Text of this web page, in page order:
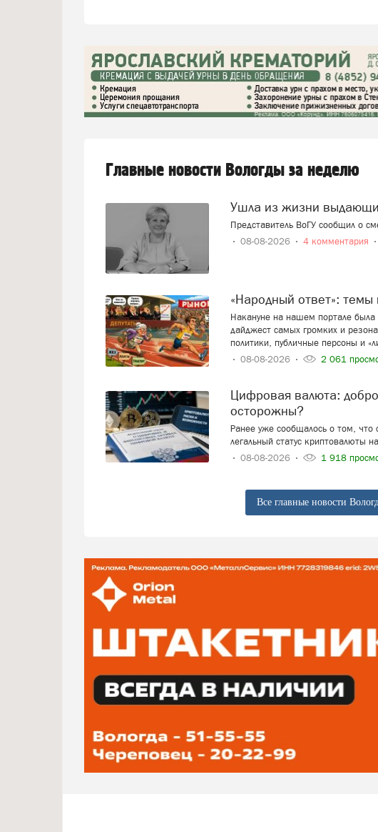
Главные новости Вологды за неделю
Ушла из жизни
Представитель ВоГУ сообщил о
08-08-2026
4 комментария
«Народный ответ»:
Накануне на нашем портале была
дайджест самых громких и
политики, публичные персоны и
08-08-2026
2 061
Цифровая валюта: добро пожаловать или будем
осторожны?
Ранее уже сообщалось о том, что
легальный статус криптовалюты
08-08-2026
1 918
Все главные новости